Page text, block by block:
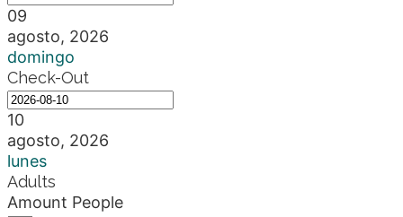
09
agosto, 2026
domingo
Check-Out
10
agosto, 2026
lunes
Adults
Amount People